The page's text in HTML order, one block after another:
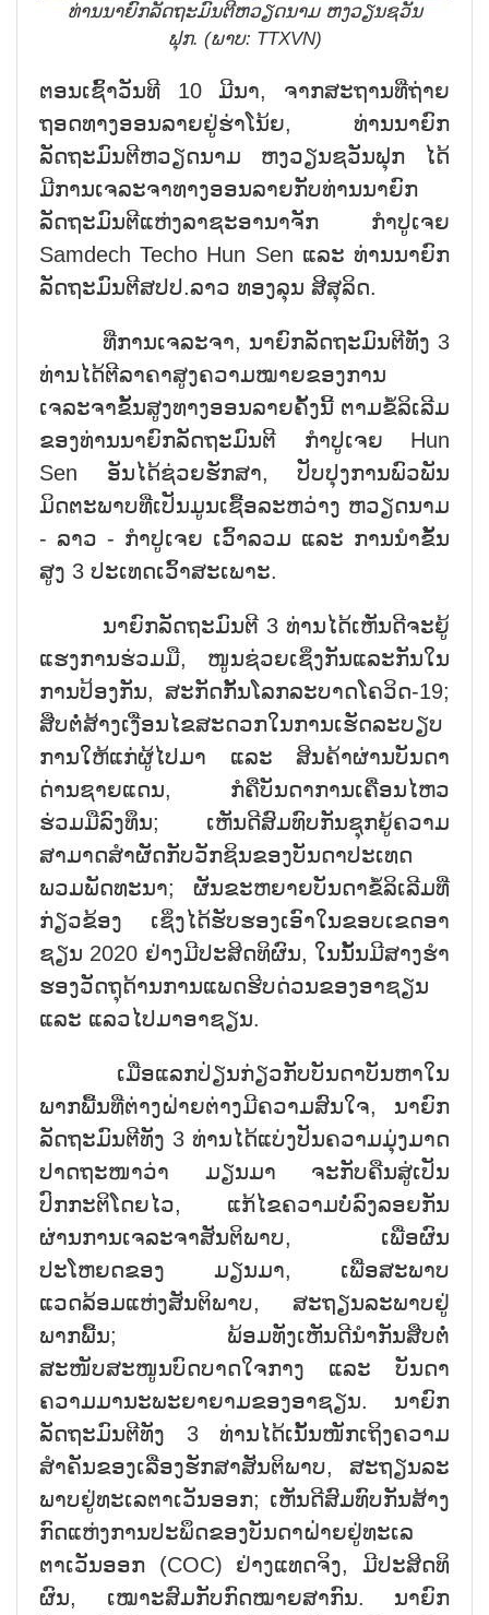
ທ່ານນາຍົກລັດຖະມົນຕີຫວຽດນາມ ຫງວຽນຊວັນ
ຟຸກ. (ພາບ: TTXVN)
ຕອນເຊົ້າວັນທີ 10 ມີນາ, ຈາກສະຖານທີ່ຖ່າຍ
ຖອດທາງອອນລາຍຢູ່ຮ່າໂນ້ຍ, ທ່ານນາຍົກ
ລັດຖະມົນຕີຫວຽດນາມ ຫງວຽນຊວັນຟຸກ ໄດ້
ມີການເຈລະຈາທາງອອນລາຍກັບທ່ານນາຍົກ
ລັດຖະມົນຕີແຫ່ງລາຊະອານາຈັກ ກຳປູເຈຍ
Samdech Techo Hun Sen ແລະ ທ່ານນາຍົກ
ລັດຖະມົນຕີສປປ.ລາວ ທອງລຸນ ສີສຸລິດ.
ທີ່ການເຈລະຈາ, ນາຍົກລັດຖະມົນຕີທັງ 3
ທ່ານໄດ້ຕີລາຄາສູງຄວາມໝາຍຂອງການ
ເຈລະຈາຂັ້ນສູງທາງອອນລາຍຄັ້ງນີ້ ຕາມຂໍ້ລິເລີມ
ຂອງທ່ານນາຍົກລັດຖະມົນຕີ ກຳປູເຈຍ Hun
Sen ອັນໄດ້ຊ່ວຍຮັກສາ, ປັບປຸງການພົວພັນ
ມິດຕະພາບທີ່ເປັນມູນເຊື້ອລະຫວ່າງ ຫວຽດນາມ
- ລາວ - ກຳປູເຈຍ ເວົ້າລວມ ແລະ ການນຳຂັ້ນ
ສູງ 3 ປະເທດເວົ້າສະເພາະ.
ນາຍົກລັດຖະມົນຕີ 3 ທ່ານໄດ້ເຫັນດີຈະຍູ້
ແຮງການຮ່ວມມື, ໜູນຊ່ວຍເຊິ່ງກັນແລະກັນໃນ
ການປ້ອງກັນ, ສະກັດກັ້ນໂລກລະບາດໂຄວິດ-19;
ສືບຕໍ່ສ້າງເງື່ອນໄຂສະດວກໃນການເຮັດລະບຽບ
ການໃຫ້ແກ່ຜູ້ໄປມາ ແລະ ສິນຄ້າຜ່ານບັນດາ
ດ່ານຊາຍແດນ, ກໍຄືບັນດາການເຄື່ອນໄຫວ
ຮ່ວມມືລົງທຶນ; ເຫັນດີສົມທົບກັນຊຸກຍູ້ຄວາມ
ສາມາດສຳຜັດກັບວັກຊິນຂອງບັນດາປະເທດ
ພວມພັດທະນາ; ຜັນຂະຫຍາຍບັນດາຂໍ້ລິເລີມທີ່
ກ່ຽວຂ້ອງ ເຊິ່ງໄດ້ຮັບຮອງເອົາໃນຂອບເຂດອາ
ຊຽນ 2020 ຢ່າງມີປະສິດທິຜົນ, ໃນນັ້ນມີສາງຮຳ
ຮອງວັດຖຸດ້ານການແພດຮີບດ່ວນຂອງອາຊຽນ
ແລະ ແລວໄປມາອາຊຽນ.
ເມື່ອແລກປ່ຽນກ່ຽວກັບບັນດາບັນຫາໃນ
ພາກພື້ນທີ່ຕ່າງຝ່າຍຕ່າງມີຄວາມສົນໃຈ, ນາຍົກ
ລັດຖະມົນຕີທັງ 3 ທ່ານໄດ້ແບ່ງປັນຄວາມມຸ່ງມາດ
ປາດຖະໜາວ່າ ມຽນມາ ຈະກັບຄືນສູ່ເປັນ
ປົກກະຕິໂດຍໄວ, ແກ້ໄຂຄວາມບໍ່ລົງລອຍກັນ
ຜ່ານການເຈລະຈາສັນຕິພາບ, ເພື່ອຜົນ
ປະໂຫຍດຂອງ ມຽນມາ, ເພື່ອສະພາບ
ແວດລ້ອມແຫ່ງສັນຕິພາບ, ສະຖຽນລະພາບຢູ່
ພາກພື້ນ; ພ້ອມທັງເຫັນດີນຳກັນສືບຕໍ່
ສະໜັບສະໜູນບົດບາດໃຈກາງ ແລະ ບັນດາ
ຄວາມມານະພະຍາຍາມຂອງອາຊຽນ. ນາຍົກ
ລັດຖະມົນຕີທັງ 3 ທ່ານໄດ້ເນັ້ນໜັກເຖິງຄວາມ
ສຳຄັນຂອງເລື່ອງຮັກສາສັນຕິພາບ, ສະຖຽນລະ
ພາບຢູ່ທະເລຕາເວັນອອກ; ເຫັນດີສົມທົບກັນສ້າງ
ກົດແຫ່ງການປະພຶດຂອງບັນດາຝ່າຍຢູ່ທະເລ
ຕາເວັນອອກ (COC) ຢ່າງແທດຈິງ, ມີປະສິດທິ
ຜົນ, ເໝາະສົມກັບກົດໝາຍສາກົນ. ນາຍົກ